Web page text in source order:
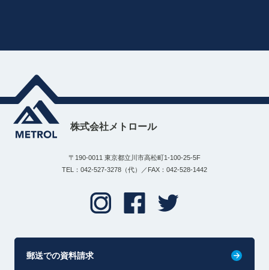
株式会社メトロール
〒190-0011 東京都立川市高松町1-100-25-5F
TEL：042-527-3278（代）／FAX：042-528-1442
郵送での資料請求